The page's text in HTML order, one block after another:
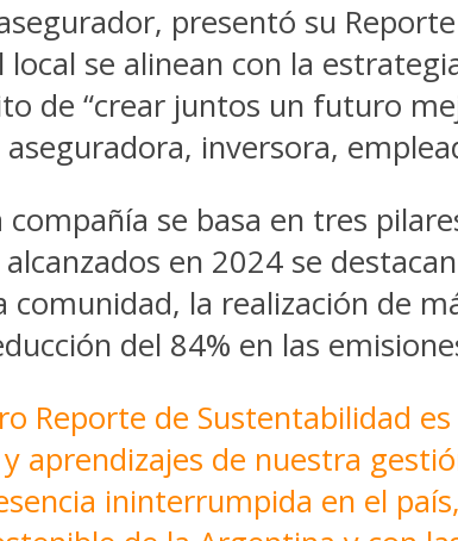
presentó su
se alinean con la
de “crear juntos un futuro
inversora,
se basa en tres
en 2024 se
comunidad, la realización de
del 84% en las
Reporte de Sustentabilidad
aprendizajes de nuestra
ininterrumpida en el